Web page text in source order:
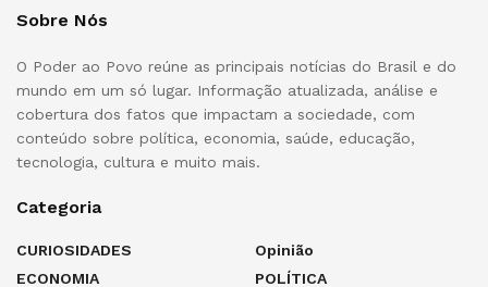
Sobre Nós
O Poder ao Povo reúne as principais notícias do Brasil e do
mundo em um só lugar. Informação atualizada, análise e
cobertura dos fatos que impactam a sociedade, com
conteúdo sobre política, economia, saúde, educação,
tecnologia, cultura e muito mais.
Categoria
CURIOSIDADES
ECONOMIA
Opinião
POLÍTICA